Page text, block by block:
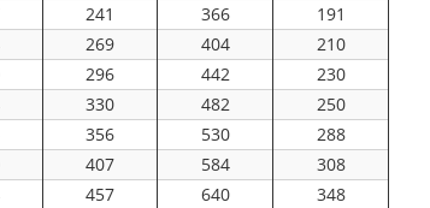
241 366
191
269 404
210
296 442
230
330 482
250
356 530
288
407 584
308
457 640
348